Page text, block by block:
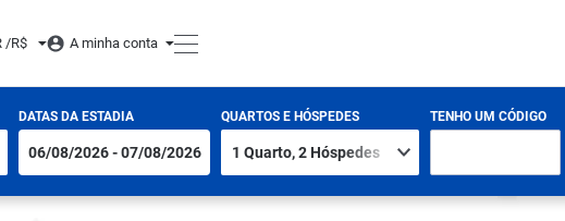
/R$ A minha conta
DATAS DA ESTADIA QUARTOS E HÓSPEDES TENHO UM CÓDIGO